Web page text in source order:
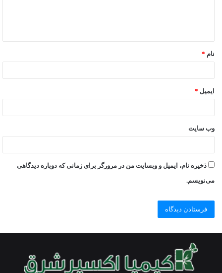
نام *
ایمیل *
وب‌ سایت
ذخیره نام، ایمیل و وبسایت من در مرورگر برای زمانی که دوباره دیدگاهی
می‌نویسم.